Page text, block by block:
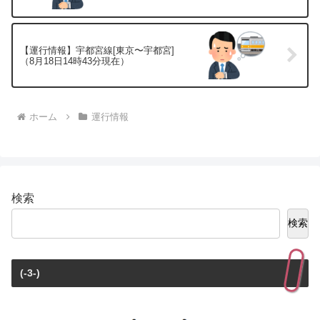
【運行情報】宇都宮線[東京〜宇都宮]
（8月18日14時43分現在）
ホーム 運行情報
検索
検索
(-3-)